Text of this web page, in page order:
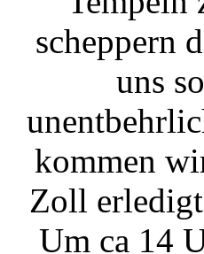
scheppern
uns
kommen
Zoll
Um ca 14